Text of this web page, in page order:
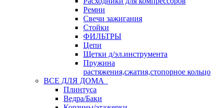
Ремни
Свечи зажигания
Стойки
ФИЛЬТРЫ
Цепи
Щетки д/эл.инструмента
Пружина
растяжения,сжатия,стопорное кольцо
ВСЕ ДЛЯ ДОМА
Плинтуса
Ведра/Баки